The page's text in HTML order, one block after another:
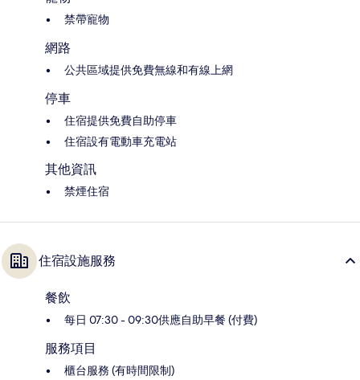
禁帶寵物
網路
公共區域提供免費無線和有線上網
停車
住宿提供免費自助停車
住宿設有電動車充電站
其他資訊
禁煙住宿
住宿設施服務
餐飲
每日 07:30 - 09:30供應自助早餐 (付費)
服務項目
櫃台服務 (有時間限制)